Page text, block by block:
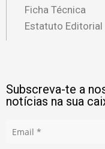
Ficha Técnica
Estatuto Editorial
Subscreva-te a
notícias na sua